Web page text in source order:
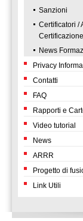
Sanzioni
Certificatori /
News
Privacy
Contatti
FAQ
Rapporti e
Video tutorial
News
ARRR
Progetto di
Link Utili